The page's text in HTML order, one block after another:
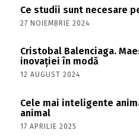
Ce studii sunt necesare
27 NOIEMBRIE 2024
Cristobal Balenciaga.
inovației în modă
12 AUGUST 2024
Cele mai inteligente
animal
17 APRILIE 2025